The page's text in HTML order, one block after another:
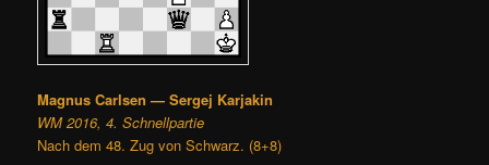
Magnus Carlsen — Sergej Karjakin
WM 2016, 4. Schnellpartie
Nach dem 48. Zug von Schwarz. (8+8)